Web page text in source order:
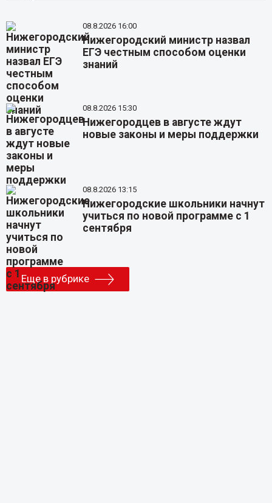
08.8.2026 16:00
Нижегородский министр назвал
ЕГЭ честным способом оценки
знаний
08.8.2026 15:30
Нижегородцев в августе ждут
новые законы и меры поддержки
08.8.2026 13:15
Нижегородские школьники начнут
учиться по новой программе с 1
сентября
Еще в рубрике